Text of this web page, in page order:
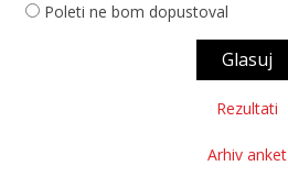
Poleti ne bom dopustoval
Rezultati
Arhiv anket